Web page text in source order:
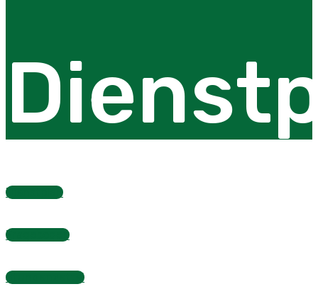
Dienstplan
Fragebogen
Stundenzettel